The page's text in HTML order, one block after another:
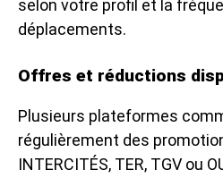
selon votre profil et la
déplacements.
Offres et réductions
Plusieurs plateformes
régulièrement des
INTERCITÉS, TER, TGV ou